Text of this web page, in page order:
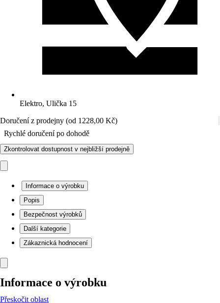
Elektro, Ulička 15
Doručení z prodejny (od 1228,00 Kč)
Rychlé doručení po dohodě
Zkontrolovat dostupnost v nejbližší prodejně
Informace o výrobku
Popis
Bezpečnost výrobků
Další kategorie
Zákaznická hodnocení
Informace o výrobku
Přeskočit oblast